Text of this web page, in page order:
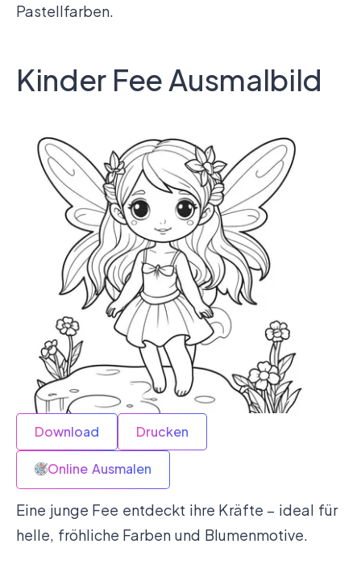
Pastellfarben.
Kinder Fee Ausmalbild
Download Drucken
Online Ausmalen
Eine junge Fee entdeckt ihre Kräfte – ideal für
helle, fröhliche Farben und Blumenmotive.